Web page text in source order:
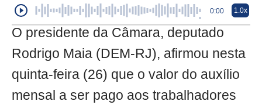
0:00 1.0x
O presidente da Câmara, deputado
Rodrigo Maia (DEM-RJ), afirmou nesta
quinta-feira (26) que o valor do auxílio
mensal a ser pago aos trabalhadores